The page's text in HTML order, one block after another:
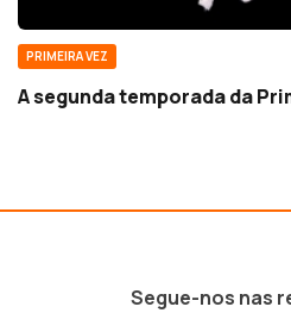
PRIMEIRA VEZ
A segunda temporada da
Segue-nos nas